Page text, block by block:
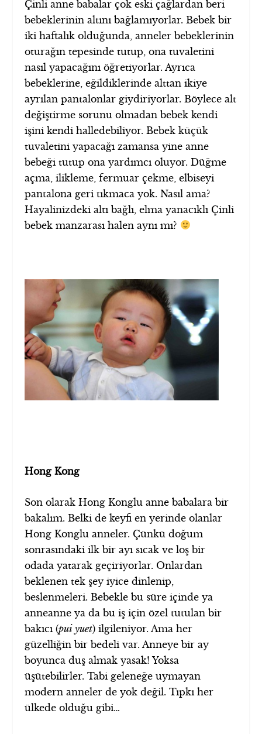
Çinli anne babalar çok eski çağlardan beri
bebeklerinin altını bağlamıyorlar. Bebek bir
iki haftalık olduğunda, anneler bebeklerinin
oturağın tepesinde tutup, ona tuvaletini
nasıl yapacağını öğretiyorlar. Ayrıca
bebeklerine, eğildiklerinde alttan ikiye
ayrılan pantalonlar giydiriyorlar. Böylece alt
değiştirme sorunu olmadan bebek kendi
işini kendi halledebiliyor. Bebek küçük
tuvaletini yapacağı zamansa yine anne
bebeği tutup ona yardımcı oluyor. Düğme
açma, ilikleme, fermuar çekme, elbiseyi
pantalona geri tıkmaca yok. Nasıl ama?
Hayalinizdeki altı bağlı, elma yanacıklı Çinli
bebek manzarası halen aynı mı?
Hong Kong
Son olarak Hong Konglu anne babalara bir
bakalım. Belki de keyfi en yerinde olanlar
Hong Konglu anneler. Çünkü doğum
sonrasındaki ilk bir ayı sıcak ve loş bir
odada yatarak geçiriyorlar. Onlardan
beklenen tek şey iyice dinlenip,
beslenmeleri. Bebekle bu süre içinde ya
anneanne ya da bu iş için özel tutulan bir
bakıcı (pui yuet) ilgileniyor. Ama her
güzelliğin bir bedeli var. Anneye bir ay
boyunca duş almak yasak! Yoksa
üşütebilirler. Tabi geleneğe uymayan
modern anneler de yok değil. Tıpkı her
ülkede olduğu gibi…